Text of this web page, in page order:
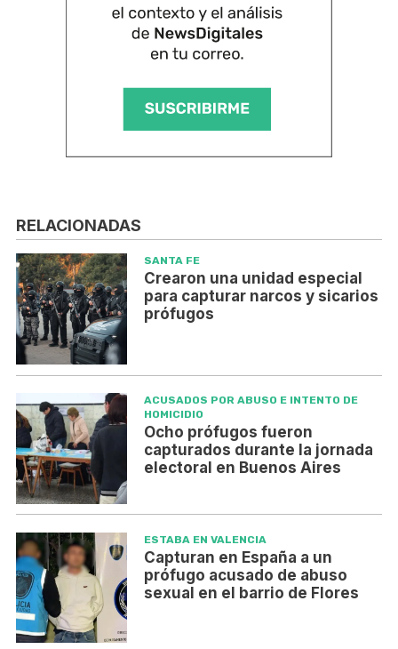
RELACIONADAS
SANTA FE
Crearon una unidad especial
para capturar narcos y sicarios
prófugos
ACUSADOS POR ABUSO E INTENTO DE
HOMICIDIO
Ocho prófugos fueron
capturados durante la jornada
electoral en Buenos Aires
ESTABA EN VALENCIA
Capturan en España a un
prófugo acusado de abuso
sexual en el barrio de Flores